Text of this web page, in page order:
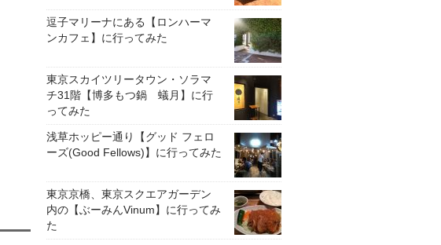
逗子マリーナにある【ロンハーマ
ンカフェ】に行ってみた
東京スカイツリータウン・ソラマ
チ31階【博多もつ鍋 蟻月】に行
ってみた
浅草ホッピー通り【グッド フェロ
ーズ(Good Fellows)】に行ってみた
東京京橋、東京スクエアガーデン
内の【ぶーみんVinum】に行ってみ
た